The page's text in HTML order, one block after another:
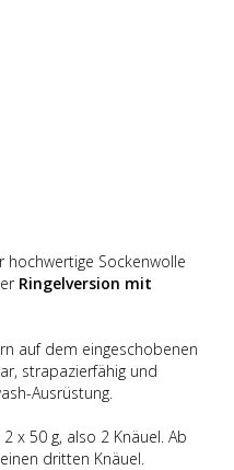
Sockenwolle
Ringelversion mit
auf dem eingeschobenen
strapazierfähig und
Ausrüstung.
x 50 g, also 2 Knäuel. Ab
dritten Knäuel.